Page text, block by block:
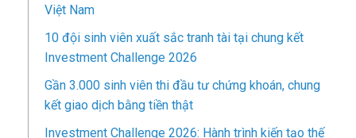
Việt Nam
10 đội sinh viên xuất sắc tranh tài tại chung kết
Investment Challenge 2026
Gần 3.000 sinh viên thi đầu tư chứng khoán, chung
kết giao dịch bằng tiền thật
Investment Challenge 2026: Hành trình kiến tạo thế